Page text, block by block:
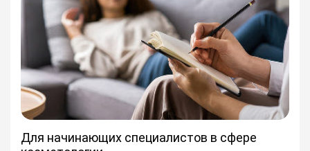
Для начинающих специалистов в сфере